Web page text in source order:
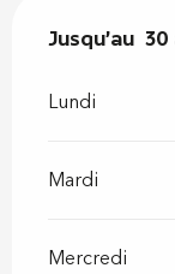
Du6 juillet
Jusqu'au 30
Lundi
Mardi
Mercredi